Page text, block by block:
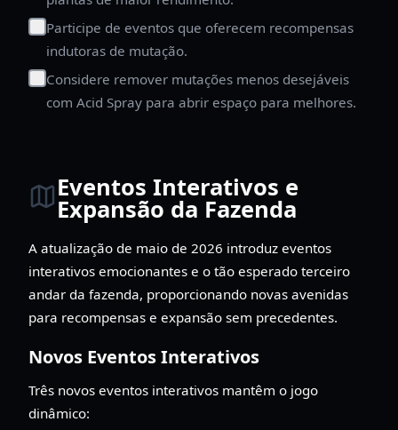
Participe de eventos que oferecem recompensas
indutoras de mutação.
Considere remover mutações menos desejáveis
com Acid Spray para abrir espaço para melhores.
Eventos Interativos e
Expansão da Fazenda
A atualização de maio de 2026 introduz eventos
interativos emocionantes e o tão esperado terceiro
andar da fazenda, proporcionando novas avenidas
para recompensas e expansão sem precedentes.
Novos Eventos Interativos
Três novos eventos interativos mantêm o jogo
dinâmico: